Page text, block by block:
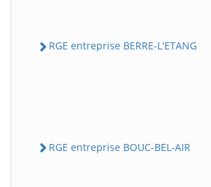
RGE entreprise BERRE-L'ETANG
RGE entreprise BOUC-BEL-AIR